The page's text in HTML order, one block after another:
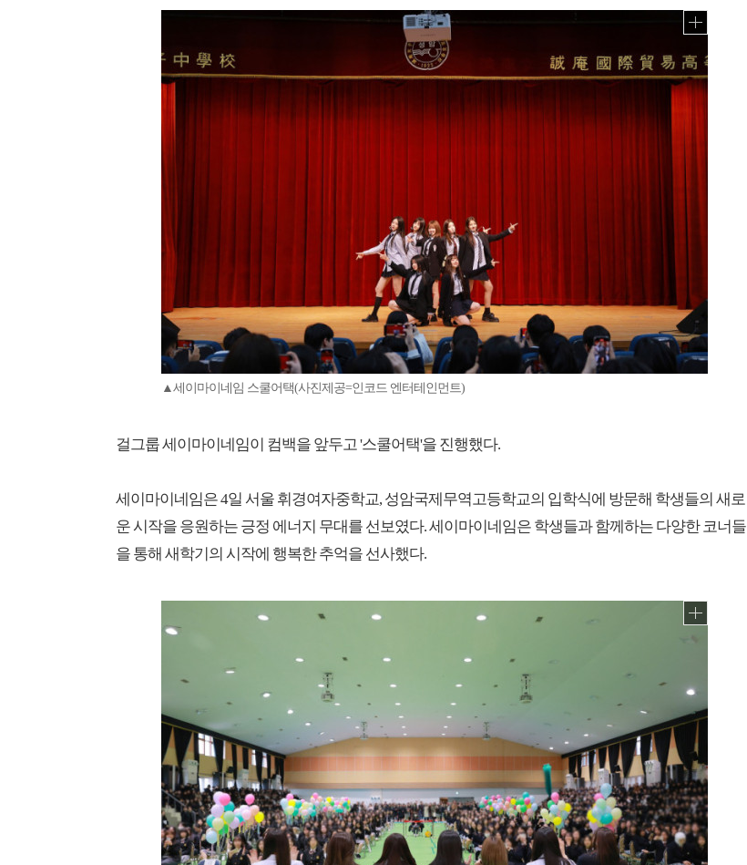
▲세이마이네임 스쿨어택(사진제공=인코드 엔터테인먼트)
걸그룹 세이마이네임이 컴백을 앞두고 '스쿨어택'을 진행했다.
세이마이네임은 4일 서울 휘경여자중학교, 성암국제무역고등학교의 입학식에 방문해 학생들의 새로
운 시작을 응원하는 긍정 에너지 무대를 선보였다. 세이마이네임은 학생들과 함께하는 다양한 코너들
을 통해 새학기의 시작에 행복한 추억을 선사했다.